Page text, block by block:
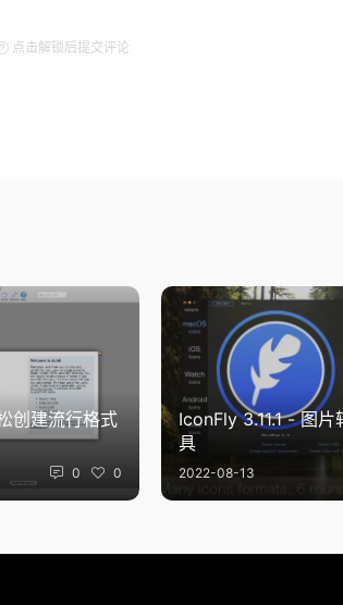
点击解锁后提交评论
创建流行格式
0 0
IconFly 3.11.1 - 图片
具
2022-08-13